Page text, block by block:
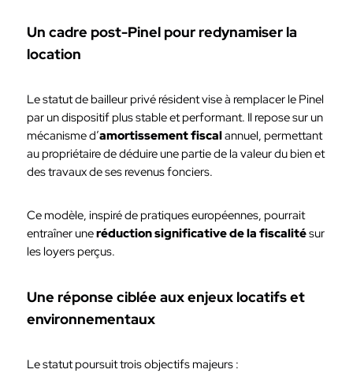
Un cadre post-Pinel pour redynamiser la
location
Le statut de bailleur privé résident vise à remplacer le Pinel
par un dispositif plus stable et performant. Il repose sur un
mécanisme d’amortissement fiscalannuel, permettant
au propriétaire de déduire une partie de la valeur du bien et
des travaux de ses revenus fonciers.
Ce modèle, inspiré de pratiques européennes, pourrait
entraîner uneréduction significative de la fiscalitésur
les loyers perçus.
Une réponse ciblée aux enjeux locatifs et
environnementaux
Le statut poursuit trois objectifs majeurs :